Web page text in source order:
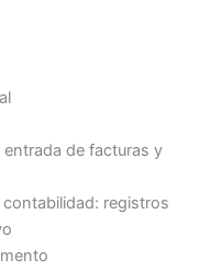
de facturas y
registros